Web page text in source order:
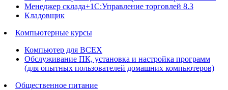
Менеджер склада+1С:Управление торговлей 8.3
Кладовщик
Компьютерные курсы
Компьютер для ВСЕХ
Обслуживание ПК, установка и настройка программ
(для опытных пользователей домашних компьютеров)
Общественное питание